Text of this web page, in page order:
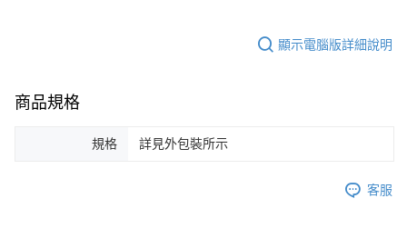
顯示電腦版詳細說明
商品規格
規格 詳見外包裝所示
客服